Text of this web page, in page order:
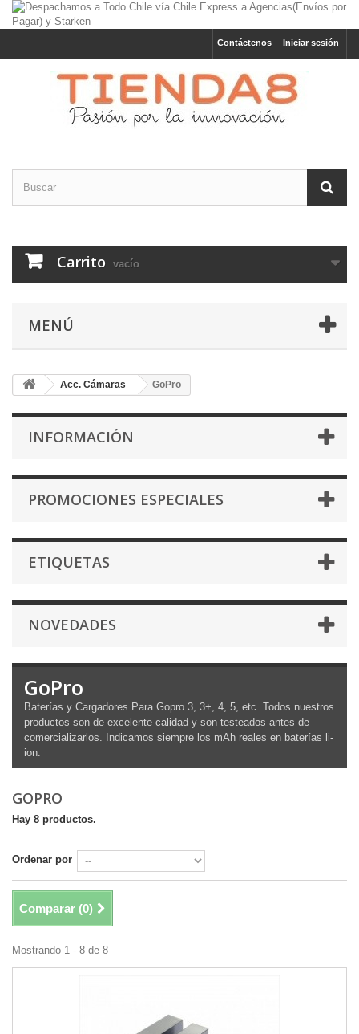
Iniciar sesión
Contáctenos
Carrito vacío
MENÚ
Acc. Cámaras GoPro
INFORMACIÓN
PROMOCIONES ESPECIALES
ETIQUETAS
NOVEDADES
GoPro
Baterías y Cargadores Para Gopro 3, 3+, 4, 5, etc. Todos nuestros
productos son de excelente calidad y son testeados antes de
comercializarlos. Indicamos siempre los mAh reales en baterías li-
ion.
GOPRO
Hay 8 productos.
Ordenar por
Comparar (0)
Mostrando 1 - 8 de 8